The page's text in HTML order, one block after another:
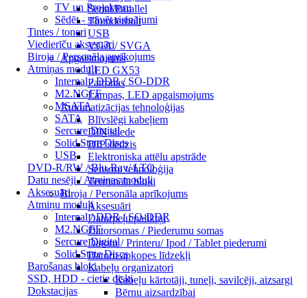
TV un Projektoru
Sēdēt - stāvēt risinājumi
Tintes / toneri
Viedierīču aksesuāri
Biroja / Personāla aprīkojums
Atmiņas moduļi
Internal / DDR / SO-DDR
M2.NGFF
MSATA
SATA
Sercure Digital
Solid State Discs
USB
DVD-R/RW / Blu-Ray/ LTO
Datu nesēji / Atmiņas moduļi
Aksesuāri
Atmiņu moduļi
Internal / DDR / SO-DDR
M2.NGFF
Sercure Digital
Solid State Discs
Barošanas bloki
SSD, HDD - cietie diski
Dokstacijas
Serial/Parallel
Thunderbolt
USB
VGA / SVGA
Apgaismojums
LED GX53
Patronas
Lampas, LED apgaismojums
Automatizācijas tehnoloģijas
Blīvslēgi kabeļiem
DIN sliede
DIP slēdzis
Elektroniska attēlu apstrāde
Sensoru tehnoloģija
Termināla bloki
Biroja / Personāla aprīkojums
Aksesuāri
Datorpeļu paliktņi
Datorsomas / Piederumu somas
Datoru / Printeru/ Ipod / Tablet piederumi
Datoru apkopes līdzekļi
Kabeļu organizatori
Kabeļu kārtotāji, tuneļi, savilcēji, aizsargi
Bērnu aizsardzībai